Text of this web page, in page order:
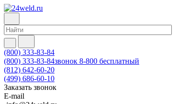
(800) 333-83-84
(800) 333-83-84звонок 8-800 бесплатный
(812) 642-60-20
(499) 686-60-10
Заказать звонок
E-mail